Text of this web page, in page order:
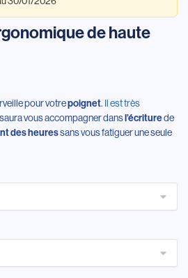
de haute
pour votrepoignet. Il est très
vous accompagner dansl’écriturede
des heuressans vous fatiguer une seule